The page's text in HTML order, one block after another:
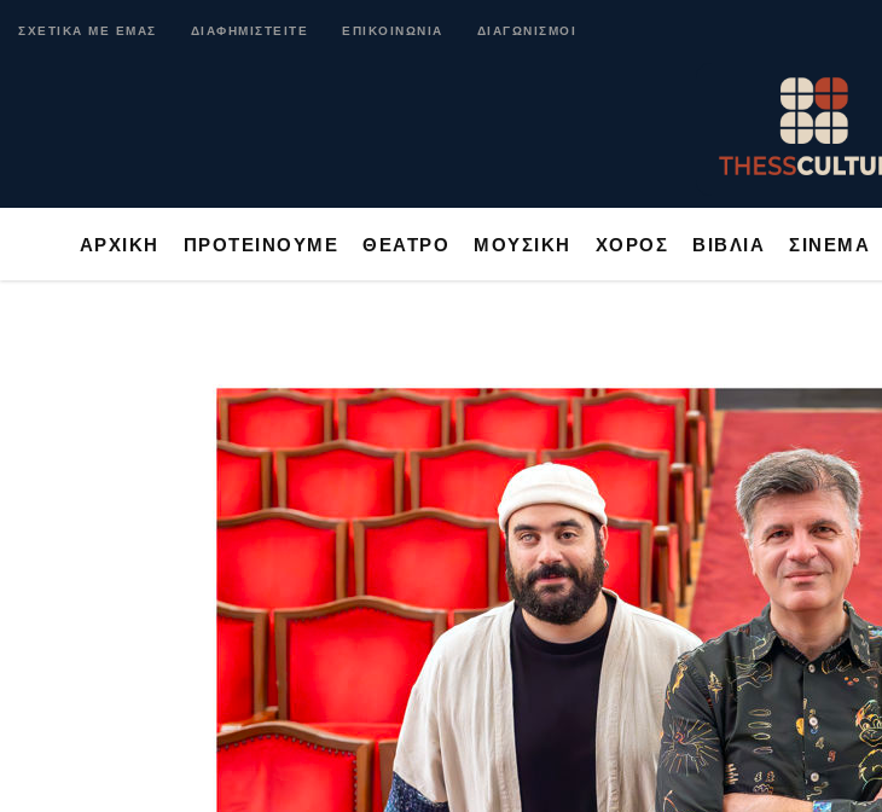
ΣΧΕΤΙΚΑ ΜΕ ΕΜΑΣ ΔΙΑΦΗΜΙΣΤΕΙΤΕ ΕΠΙΚΟΙΝΩΝΙΑ ΔΙΑΓΩΝΙΣΜΟΙ
ΑΡΧΙΚΗ ΠΡΟΤΕΙΝΟΥΜΕ ΘΕΑΤΡΟ ΜΟΥΣΙΚΗ ΧΟΡΟΣ ΒΙΒΛΙΑ ΣΙΝΕΜΑ
ΑΡΧΙΚΗ ΠΡΟΤΕΙΝΟΥΜΕ ΘΕΑΤΡΟ ΜΟΥΣΙΚΗ